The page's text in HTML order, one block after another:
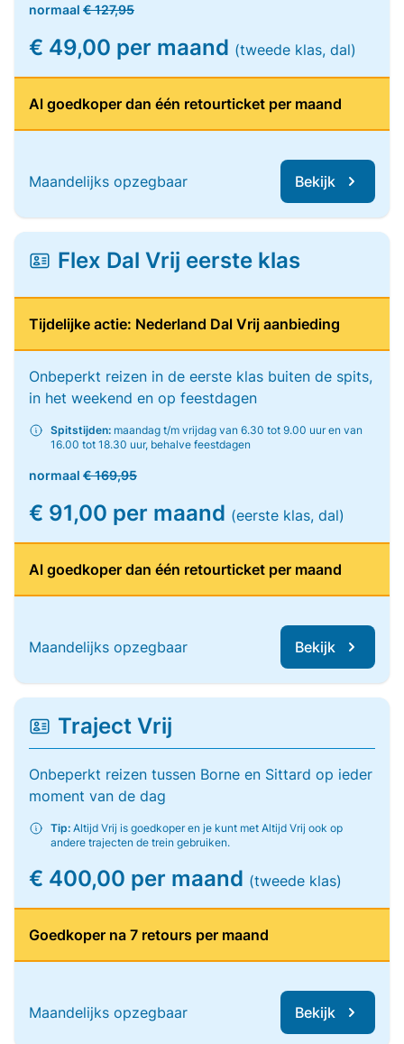
normaal € 127,95
€ 49,00 per maand (tweede klas, dal)
Al goedkoper dan één retourticket per maand
Maandelijks opzegbaar Bekijk
Flex Dal Vrij eerste klas
Tijdelijke actie: Nederland Dal Vrij aanbieding
Onbeperkt reizen in de eerste klas buiten de spits,
in het weekend en op feestdagen
Spitstijden: maandag t/m vrijdag van 6.30 tot 9.00 uur en van
16.00 tot 18.30 uur, behalve feestdagen
normaal € 169,95
€ 91,00 per maand (eerste klas, dal)
Al goedkoper dan één retourticket per maand
Maandelijks opzegbaar Bekijk
Traject Vrij
Onbeperkt reizen tussen Borne en Sittard op ieder
moment van de dag
Tip: Altijd Vrij is goedkoper en je kunt met Altijd Vrij ook op
andere trajecten de trein gebruiken.
€ 400,00 per maand (tweede klas)
Goedkoper na 7 retours per maand
Maandelijks opzegbaar Bekijk